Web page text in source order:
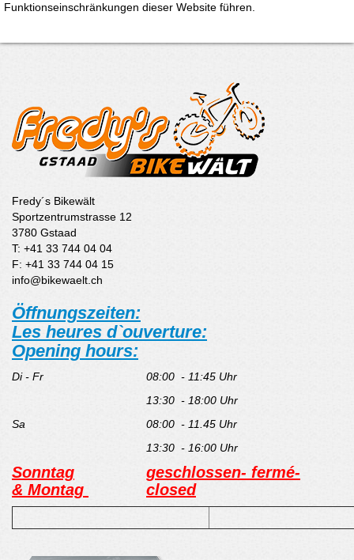
Funktionseinschränkungen dieser Website führen.
Fredy´s Bikewält
Sportzentrumstrasse 12
3780 Gstaad
T: +41 33 744 04 04
F: +41 33 744 04 15
info@bikewaelt.ch
Öffnungszeiten:
Les heures d`ouverture:
Opening hours:
Di - Fr
08:00 - 11:45 Uhr
13:30 - 18:00 Uhr
Sa
08:00 - 11.45 Uhr
13:30 - 16:00 Uhr
Sonntag
& Montag
geschlossen- fermé-
closed